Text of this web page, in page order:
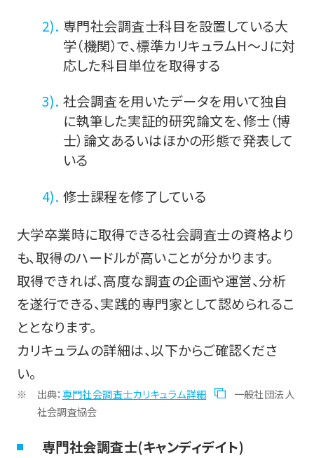
専門社会調査士科目を設置している大
学（機関）で、標準カリキュラムH～Jに対
応した科目単位を取得する
社会調査を用いたデータを用いて独自
に執筆した実証的研究論文を、修士（博
士）論文あるいはほかの形態で発表して
いる
修士課程を修了している
大学卒業時に取得できる社会調査士の資格より
も、取得のハードルが高いことが分かります。
取得できれば、高度な調査の企画や運営、分析
を遂行できる、実践的専門家として認められるこ
ととなります。
カリキュラムの詳細は、以下からご確認くださ
い。
出典：専門社会調査士カリキュラム詳細
一般社団法人
社会調査協会
専門社会調査士(キャンディデイト)